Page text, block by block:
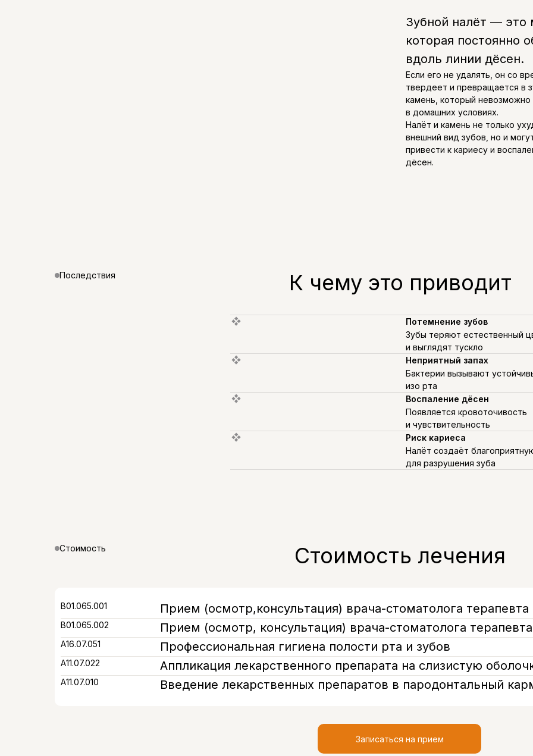
Зубной налёт — это
которая постоянно
вдоль линии дёсен.
Если его не удалять, он со
твердеет и превращается в
камень, который невозможно
в домашних условиях.
Налёт и камень не только
внешний вид зубов, но и
привести к кариесу и
дёсен.
Потемнение зубов
Зубы теряют естественный
и выглядят тускло
Неприятный запах
Бактерии вызывают
изо рта
Воспаление дёсен
Появляется кровоточивость
и чувствительность
Риск кариеса
Налёт создаёт
для разрушения зуба
Последствия К чему это приводит
В01.065.001 Прием (осмотр,консультация) врача-стоматолога
В01.065.002 Прием (осмотр, консультация) врача-стоматолога
A16.07.051 Профессиональная гигиена полости рта и зубов
А11.07.022 Аппликация лекарственного препарата на слизистую
А11.07.010 Введение лекарственных препаратов в пародонтальный
Стоимость Стоимость лечения
Записаться на прием